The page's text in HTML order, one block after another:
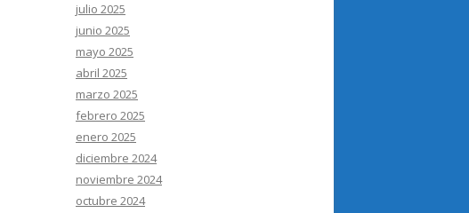
julio 2025
junio 2025
mayo 2025
abril 2025
marzo 2025
febrero 2025
enero 2025
diciembre 2024
noviembre 2024
octubre 2024